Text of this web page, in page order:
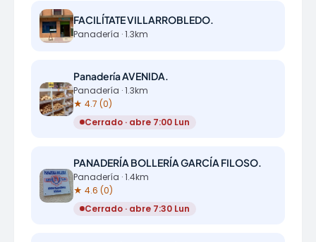
FACILÍTATE VILLARROBLEDO.
Panadería · 1.3km
Panadería AVENIDA.
Panadería · 1.3km
★ 4.7 (0)
Cerrado · abre 7:00 Lun
PANADERÍA BOLLERÍA GARCÍA FILOSO.
Panadería · 1.4km
★ 4.6 (0)
Cerrado · abre 7:30 Lun